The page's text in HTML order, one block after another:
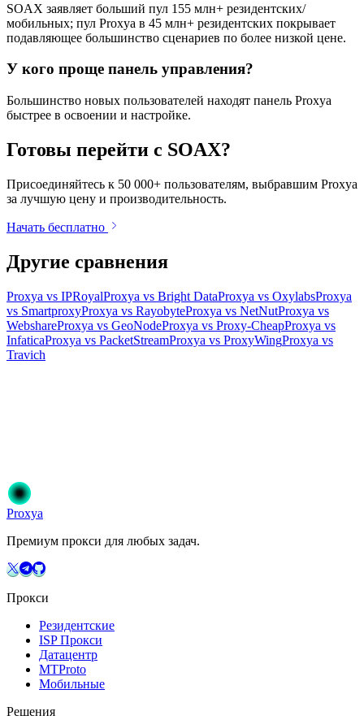
SOAX заявляет больший пул 155 млн+ резидентских/
мобильных; пул Proxya в 45 млн+ резидентских покрывает
подавляющее большинство сценариев по более низкой цене.
У кого проще панель управления?
Большинство новых пользователей находят панель Proxya
быстрее в освоении и настройке.
Готовы перейти с SOAX?
Присоединяйтесь к 50 000+ пользователям, выбравшим Proxya
за лучшую цену и производительность.
Начать бесплатно
Другие сравнения
Proxya vs IPRoyalProxya vs Bright DataProxya vs OxylabsProxya
vs SmartproxyProxya vs RayobyteProxya vs NetNutProxya vs
WebshareProxya vs GeoNodeProxya vs Proxy-CheapProxya vs
InfaticaProxya vs PacketStreamProxya vs ProxyWingProxya vs
Travich
Начать
Proxya
Премиум прокси для любых задач.
Прокси
Резидентские
ISP Прокси
Датацентр
MTProto
Мобильные
Решения